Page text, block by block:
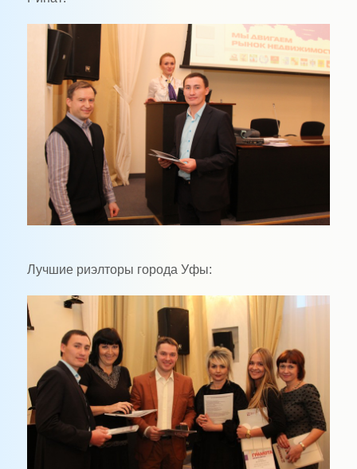
Лучшие риэлторы города Уфы: